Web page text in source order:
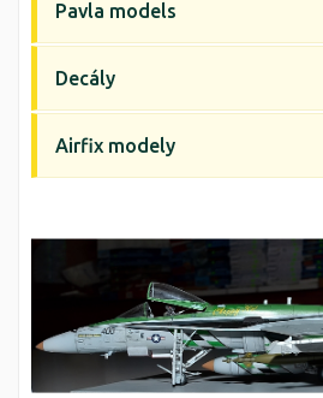
Pavla models
Decály
Airfix modely